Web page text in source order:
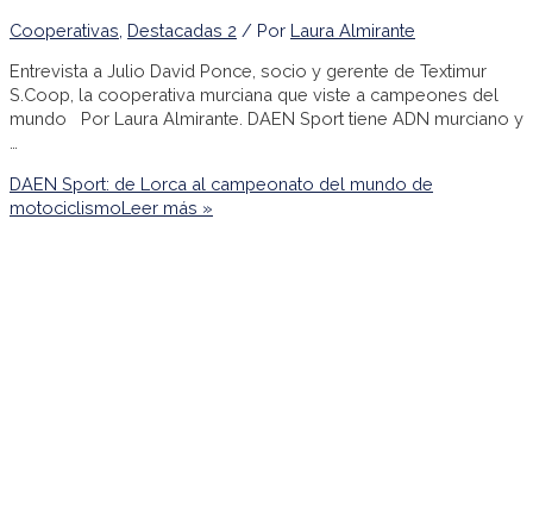
Cooperativas Destacadas 2 / Por Laura Almirante
Entrevista a Julio David Ponce, socio y gerente de Textimur
S.Coop, la cooperativa murciana que viste a campeones del
mundo Por Laura Almirante. DAEN Sport tiene ADN murciano y
DAEN Sport: de Lorca al campeonato del mundo de
motociclismoLeer más »